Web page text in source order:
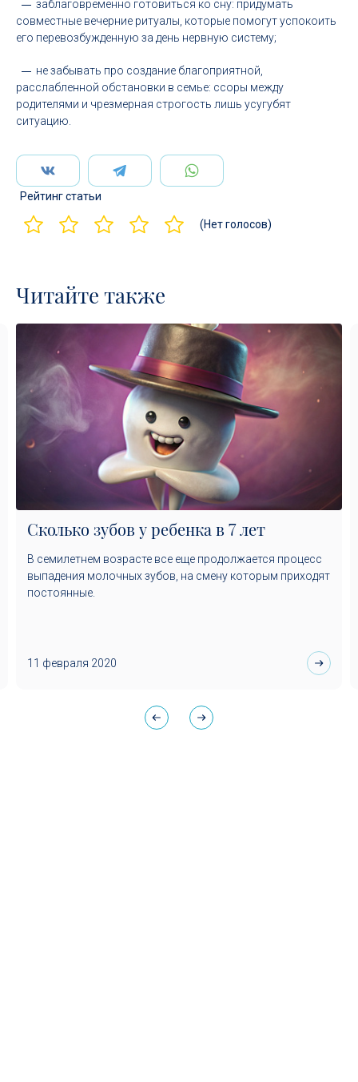
заблаговременно готовиться ко сну: придумать
совместные вечерние ритуалы, которые помогут успокоить
его перевозбужденную за день нервную систему;
не забывать про создание благоприятной,
расслабленной обстановки в семье: ссоры между
родителями и чрезмерная строгость лишь усугубят
ситуацию.
Рейтинг статьи
(Нет голосов)
Читайте также
Сколько зубов у ребенка в 7 лет
В семилетнем возрасте все еще продолжается процесс
выпадения молочных зубов, на смену которым приходят
постоянные.
11 февраля 2020